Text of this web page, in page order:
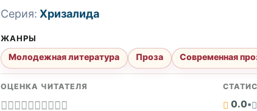
Серия: Хризалида
ЖАНРЫ
Молодежная литература Проза Современная
ОЦЕНКА ЧИТАТЕЛЯ
0.0•